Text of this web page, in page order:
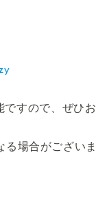
ですので、ぜひお
場合がございま